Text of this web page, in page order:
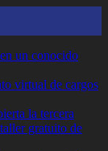
un conocido
virtual de cargos
la tercera
gratuito de